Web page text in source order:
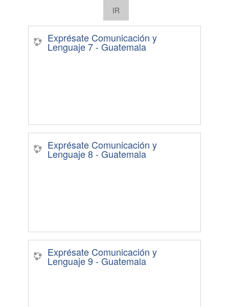
Exprésate Comunicación y
Lenguaje 7 - Guatemala
Exprésate Comunicación y
Lenguaje 8 - Guatemala
Exprésate Comunicación y
Lenguaje 9 - Guatemala